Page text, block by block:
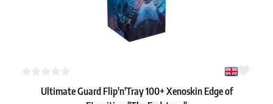
Ultimate Guard Flip'n'Tray 100+ Xenoskin Edge of